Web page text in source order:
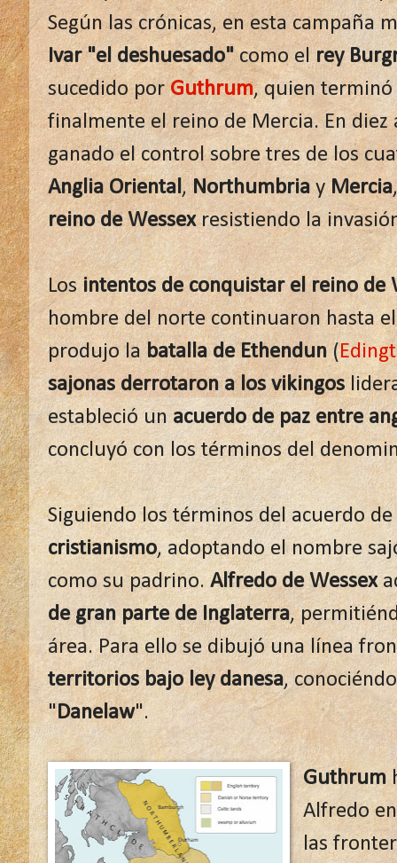
Según las crónicas, en esta campaña
Ivar "el deshuesado"como elrey
sucedido porGuthrum, quien terminó
finalmente el reino de Mercia. En diez
ganado el control sobre tres de los
Anglia Oriental, NorthumbriayMercia
reino de Wessexresistiendo la
Losintentos de conquistar el reino de
hombre del norte continuaron hasta
produjo la batalla de Ethendun(
sajonas derrotaron a los vikingos
estableció un acuerdo de paz entre
concluyó con los términos del
Siguiendo los términos del acuerdo
cristianismo, adoptando el nombre
como su padrino.Alfredo de Wessex
de gran parte de Inglaterra,
área. Para ello se dibujó una línea
territorios bajo ley danesa,
"Danelaw".
Guthrum
Alfredo
las